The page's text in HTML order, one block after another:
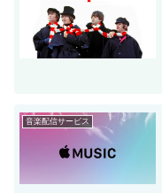
音楽配信サービス